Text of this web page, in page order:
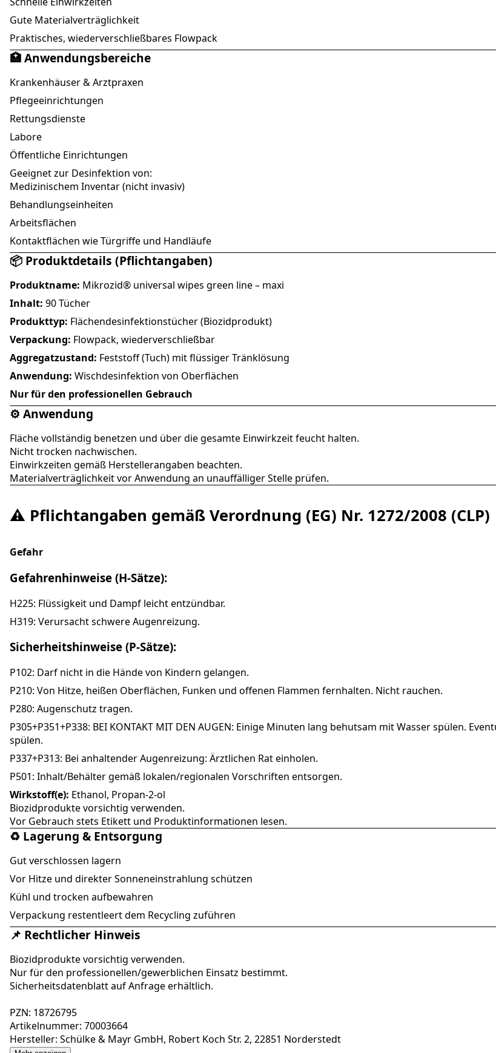
Gute Materialverträglichkeit
Praktisches, wiederverschließbares Flowpack
🏥 Anwendungsbereiche
Krankenhäuser & Arztpraxen
Pflegeeinrichtungen
Rettungsdienste
Labore
Öffentliche Einrichtungen
Geeignet zur Desinfektion von:
Medizinischem Inventar (nicht invasiv)
Behandlungseinheiten
Arbeitsflächen
Kontaktflächen wie Türgriffe und Handläufe
📦 Produktdetails (Pflichtangaben)
Produktname: Mikrozid® universal wipes green line – maxi
Inhalt: 90 Tücher
Produkttyp: Flächendesinfektionstücher (Biozidprodukt)
Verpackung: Flowpack, wiederverschließbar
Aggregatzustand: Feststoff (Tuch) mit flüssiger Tränklösung
Anwendung: Wischdesinfektion von Oberflächen
Nur für den professionellen Gebrauch
⚙️ Anwendung
Fläche vollständig benetzen und über die gesamte Einwirkzeit feucht halten.
Nicht trocken nachwischen.
Einwirkzeiten gemäß Herstellerangaben beachten.
Materialverträglichkeit vor Anwendung an unauffälliger Stelle prüfen.
⚠️ Pflichtangaben gemäß Verordnung (EG) Nr. 1272/2008 (CLP)
Gefahr
Gefahrenhinweise (H-Sätze):
H225: Flüssigkeit und Dampf leicht entzündbar.
H319: Verursacht schwere Augenreizung.
Sicherheitshinweise (P-Sätze):
P102: Darf nicht in die Hände von Kindern gelangen.
P210: Von Hitze, heißen Oberflächen, Funken und offenen Flammen fernhalten. Nicht rauchen.
P280: Augenschutz tragen.
P305+P351+P338: BEI KONTAKT MIT DEN AUGEN: Einige Minuten lang behutsam mit Wasser spülen.
spülen.
P337+P313: Bei anhaltender Augenreizung: Ärztlichen Rat einholen.
P501: Inhalt/Behälter gemäß lokalen/regionalen Vorschriften entsorgen.
Wirkstoff(e): Ethanol, Propan-2-ol
Biozidprodukte vorsichtig verwenden.
Vor Gebrauch stets Etikett und Produktinformationen lesen.
♻️ Lagerung & Entsorgung
Gut verschlossen lagern
Vor Hitze und direkter Sonneneinstrahlung schützen
Kühl und trocken aufbewahren
Verpackung restentleert dem Recycling zuführen
📌 Rechtlicher Hinweis
Biozidprodukte vorsichtig verwenden.
Nur für den professionellen/gewerblichen Einsatz bestimmt.
Sicherheitsdatenblatt auf Anfrage erhältlich.
PZN: 18726795
Artikelnummer: 70003664
Hersteller: Schülke & Mayr GmbH, Robert Koch Str. 2, 22851 Norderstedt